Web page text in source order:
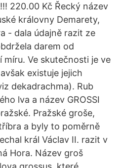
220.00 Kč Řecký název
královny Demarety,
- dala údajně razit ze
darem od
míru. Ve skutečnosti je ve
existuje jejich
dekadrachma). Rub
lva a název GROSSI
Pražské groše,
a byly to poměrně
král Václav II. razit v
Hora. Název groš